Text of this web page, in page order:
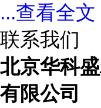
...查看全文
联系我们
北京华科
有限公司